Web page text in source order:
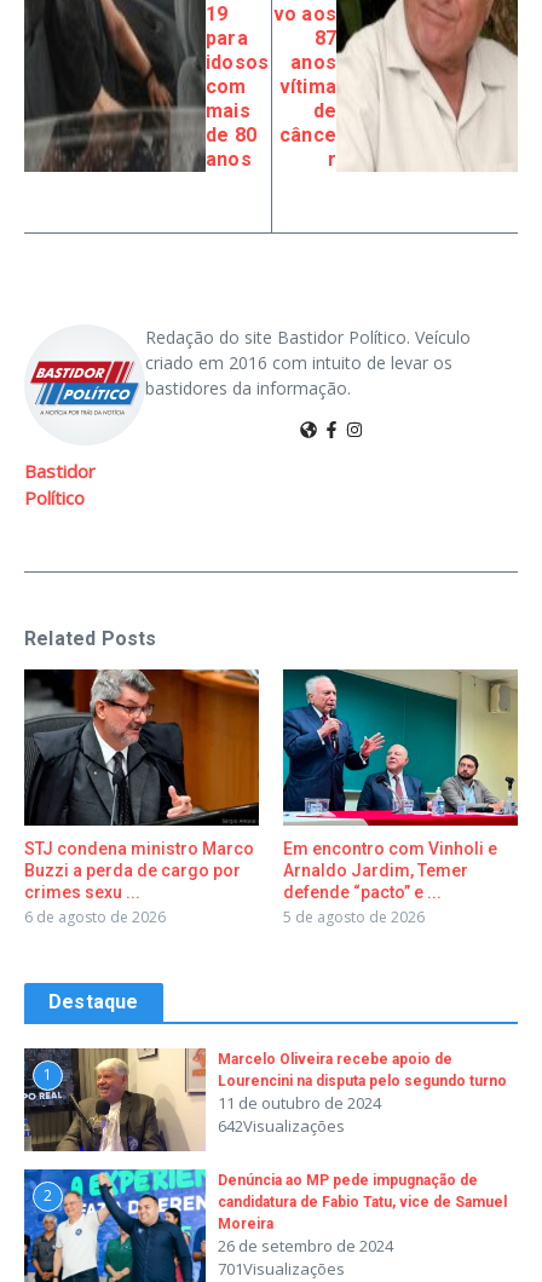
19
para
idosos
com
mais
de 80
anos
vo aos
87
anos
vítima
de
cânce
r
Bastidor
Político
Redação do site Bastidor Político. Veículo
criado em 2016 com intuito de levar os
bastidores da informação.
Related Posts
STJ condena ministro Marco
Buzzi a perda de cargo por
crimes sexu ...
6 de agosto de 2026
Em encontro com Vinholi e
Arnaldo Jardim, Temer
defende “pacto” e ...
5 de agosto de 2026
Destaque
1
Marcelo Oliveira recebe apoio de
Lourencini na disputa pelo segundo turno
11 de outubro de 2024
642Visualizações
2
Denúncia ao MP pede impugnação de
candidatura de Fabio Tatu, vice de Samuel
Moreira
26 de setembro de 2024
701Visualizações